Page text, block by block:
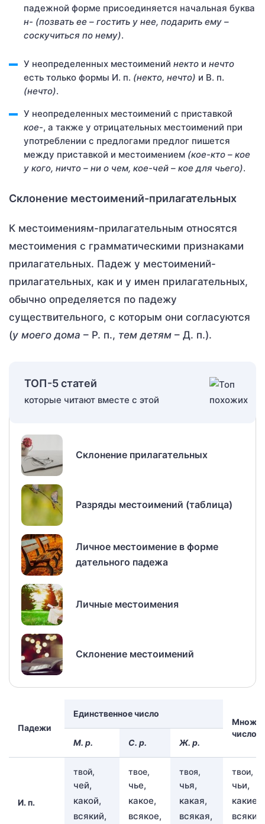
падежной форме присоединяется начальная буква
н- (позвать ее – гостить у нее, подарить ему –
соскучиться по нему).
У неопределенных местоимений некто и нечто
есть только формы И. п. (некто, нечто) и В. п.
(нечто).
У неопределенных местоимений с приставкой
кое-, а также у отрицательных местоимений при
употреблении с предлогами предлог пишется
между приставкой и местоимением (кое-кто – кое
у кого, ничто – ни о чем, кое-чей – кое для чьего).
Склонение местоимений-прилагательных
К местоимениям-прилагательным относятся
местоимения с грамматическими признаками
прилагательных. Падеж у местоимений-
прилагательных, как и у имен прилагательных,
обычно определяется по падежу
существительного, с которым они согласуются
(у моего дома – Р. п., тем детям – Д. п.).
ТОП-5 статей
которые читают вместе с этой
Склонение прилагательных
Разряды местоимений (таблица)
Личное местоимение в форме
дательного падежа
Личные местоимения
Склонение местоимений
Падежи
Единственное число
число
М. р.
С. р. Ж. р.
И. п.
твой,
чей,
какой,
всякий,
твое,
чье,
какое,
всякое,
твоя,
чья,
какая,
всякая,
твои,
чьи,
какие,
всякие,